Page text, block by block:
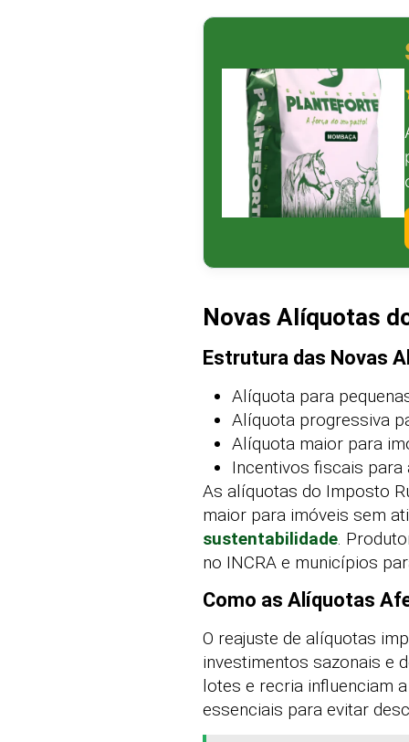
Novas Alíquotas
Estrutura das Novas
Alíquota para
Alíquota progressiva
Alíquota maior para
Incentivos fiscais para
As alíquotas do Imposto
maior para imóveis sem
sustentabilidade.
no INCRA e municípios
Como as Alíquotas
O reajuste de alíquotas
investimentos sazonais e
lotes e recria influenciam
essenciais para evitar